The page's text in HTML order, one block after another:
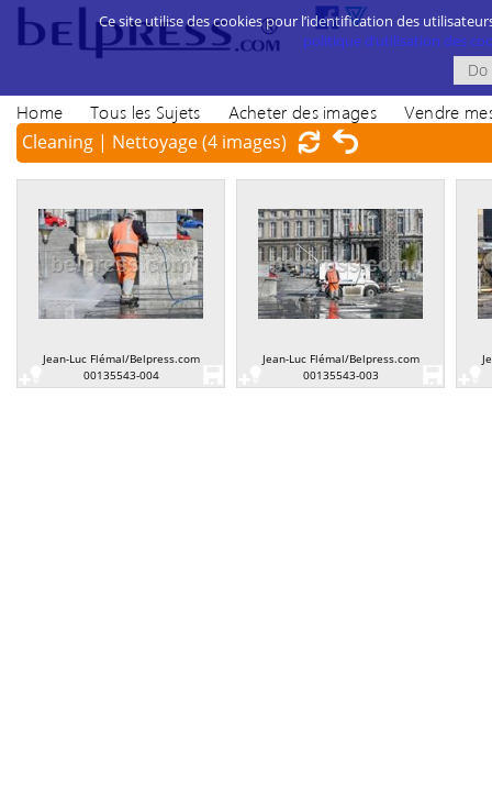
Home Tous les Sujets Acheter des images Vendre
Cleaning | Nettoyage(4 images)
Jean-Luc Flémal/Belpress.com
00135543-004
Jean-Luc Flémal/Belpress.com
00135543-003
Ce site utilise des cookies pour l’identification des
politique d’utilisation des